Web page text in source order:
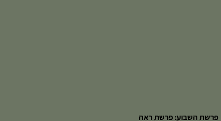
פרשת השבוע: פרשת ראה